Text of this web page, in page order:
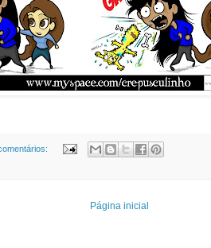
Página inicial